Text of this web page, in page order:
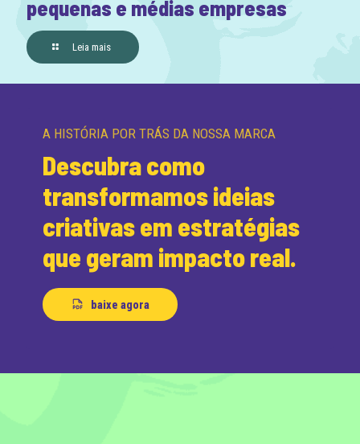
pequenas e médias empresas
Leia mais
A HISTÓRIA POR TRÁS DA NOSSA MARCA
Descubra como
transformamos ideias
criativas em estratégias
que geram impacto real.
baixe agora